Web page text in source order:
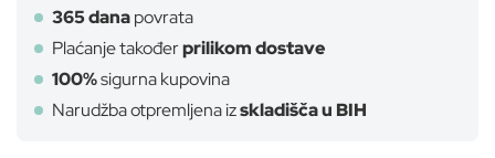
365 danapovrata
Plaćanje takođerprilikom dostave
100%sigurna kupovina
Narudžba otpremljena izskladišča u BIH